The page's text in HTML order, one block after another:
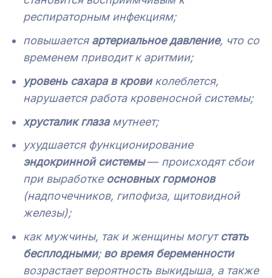
респираторным инфекциям;
повышается артериальное давление, что со
временем приводит к аритмии;
уровень сахара в кровиколеблется,
нарушается работа кровеносной системы;
хрусталик глазамутнеет;
ухудшается функционирование
эндокринной системы— происходят сбои
при выработке основных гормонов
(надпочечников, гипофиза, щитовидной
железы);
как мужчины, так и женщины могутстать
бесплодными; во время беременности
возрастает вероятность выкидыша, а также